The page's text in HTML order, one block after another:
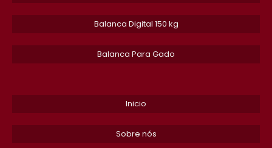
BALANCA DE PISO 1000 KG
BALANCA PLATAFORMA DIGITAL 1000 KG
BALANCA SUSPENSA 1000KG
​Balanca Digital 150 kg
Balanca Para Gado
Inicio
Sobre nós